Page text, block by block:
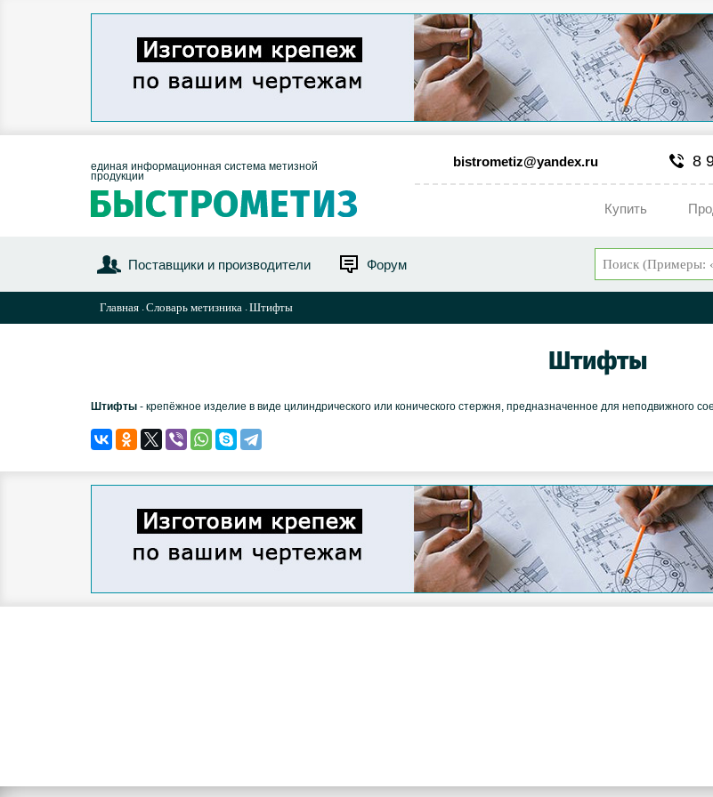
единая информационная система метизной
продукции
bistrometiz@yandex.ru 8
Купить
Поставщики и производители Форум
Главная Словарь метизника Штифты
Штифты
Штифты - крепёжное изделие в виде цилиндрического или конического стержня, предназначенное для неподвижного